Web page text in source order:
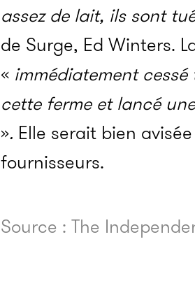
assez de lait, ils sont
de Surge, Ed Winters.
« immédiatement
cette ferme et lancé
». Elle serait bien
fournisseurs.
Source : The